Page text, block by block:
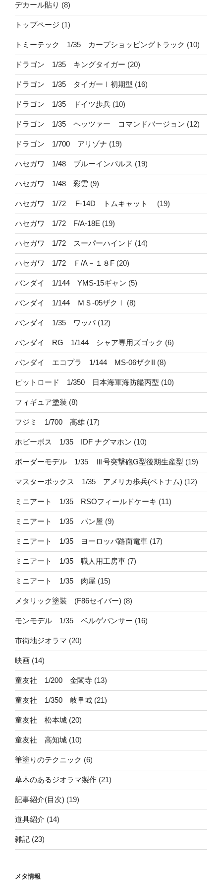
デカール貼り (8)
トップページ (1)
トミーテック 1/35 カープショッピングトラック (10)
ドラゴン 1/35 キングタイガー (20)
ドラゴン 1/35 タイガーⅠ初期型 (16)
ドラゴン 1/35 ドイツ歩兵 (10)
ドラゴン 1/35 ヘッツァー コマンドバージョン (12)
ドラゴン 1/700 アリゾナ (19)
ハセガワ 1/48 ブルーインパルス (19)
ハセガワ 1/48 彩雲 (9)
ハセガワ 1/72 F-14D トムキャット (19)
ハセガワ 1/72 F/A-18E (19)
ハセガワ 1/72 スーパーハインド (14)
ハセガワ 1/72 Ｆ/A－１８F (20)
バンダイ 1/144 YMS-15ギャン (5)
バンダイ 1/144 ＭＳ-05ザクⅠ (8)
バンダイ 1/35 ワッパ(12)
バンダイ RG 1/144 シャア専用ズゴック (6)
バンダイ エコプラ 1/144 MS-06ザクII (8)
ピットロード 1/350 日本海軍海防艦丙型 (10)
フィギュア塗装 (8)
フジミ 1/700 高雄 (17)
ホビーボス 1/35 IDF ナグマホン (10)
ボーダーモデル 1/35 Ⅲ号突撃砲G型後期生産型 (19)
マスターボックス 1/35 アメリカ歩兵(ベトナム) (12)
ミニアート 1/35 RSOフィールドケーキ (11)
ミニアート 1/35 パン屋 (9)
ミニアート 1/35 ヨーロッパ路面電車 (17)
ミニアート 1/35 職人用工房車 (7)
ミニアート 1/35 肉屋 (15)
メタリック塗装 (F86セイバー) (8)
モンモデル 1/35 ベルゲパンサー (16)
市街地ジオラマ (20)
映画 (14)
童友社 1/200 金閣寺 (13)
童友社 1/350 岐阜城 (21)
童友社 松本城 (20)
童友社 高知城 (10)
筆塗りのテクニック (6)
草木のあるジオラマ製作 (21)
記事紹介(目次) (19)
道具紹介 (14)
雑記 (23)
メタ情報